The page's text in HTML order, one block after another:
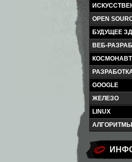
OPEN
БУДУЩЕЕ
ВЕБ-
GOOGLE
ЖЕЛЕЗО
LINUX
АЛГОРИТМЫ